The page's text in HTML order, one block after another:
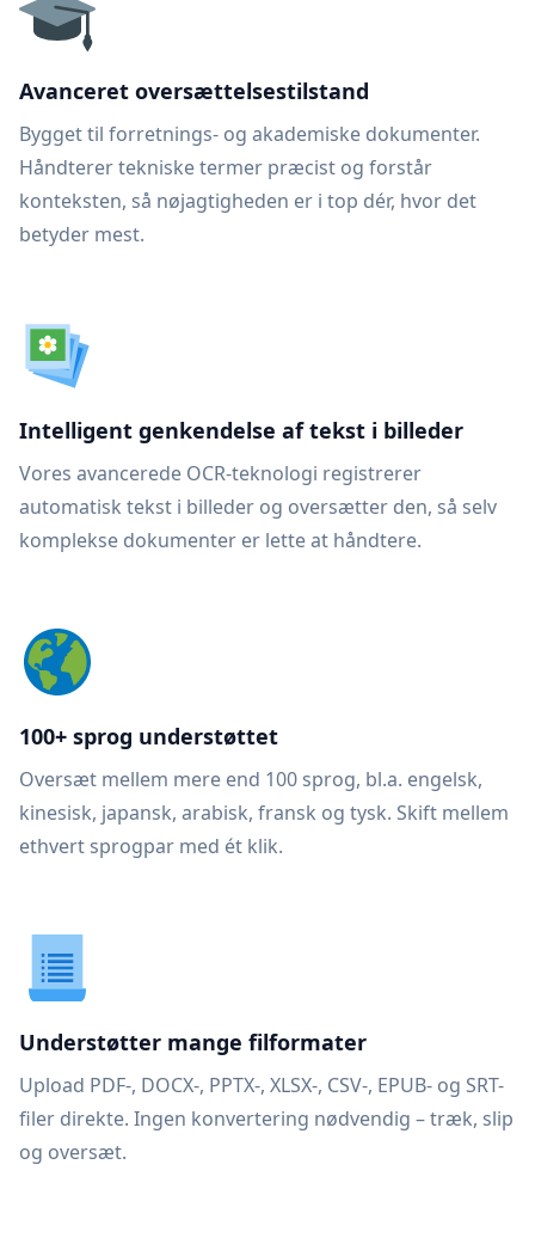
Avanceret oversættelsestilstand
Bygget til forretnings- og akademiske dokumenter.
Håndterer tekniske termer præcist og forstår
konteksten, så nøjagtigheden er i top dér, hvor det
betyder mest.
Intelligent genkendelse af tekst i billeder
Vores avancerede OCR-teknologi registrerer
automatisk tekst i billeder og oversætter den, så selv
komplekse dokumenter er lette at håndtere.
100+ sprog understøttet
Oversæt mellem mere end 100 sprog, bl.a. engelsk,
kinesisk, japansk, arabisk, fransk og tysk. Skift mellem
ethvert sprogpar med ét klik.
Understøtter mange filformater
Upload PDF-, DOCX-, PPTX-, XLSX-, CSV-, EPUB- og SRT-
filer direkte. Ingen konvertering nødvendig – træk, slip
og oversæt.